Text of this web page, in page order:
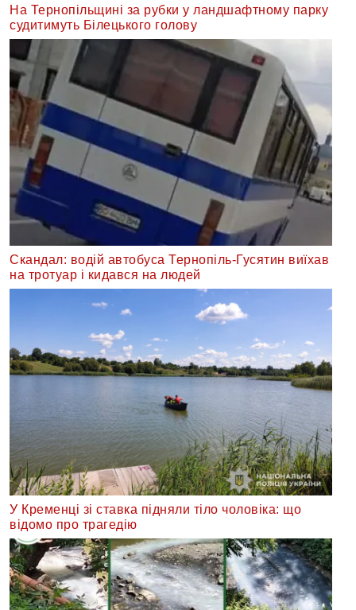
На Тернопільщині за рубки у ландшафтному парку
судитимуть Білецького голову
Скандал: водій автобуса Тернопіль-Гусятин виїхав
на тротуар і кидався на людей
У Кременці зі ставка підняли тіло чоловіка: що
відомо про трагедію